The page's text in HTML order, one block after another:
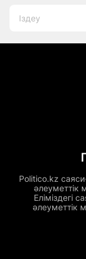
Politico.kz
әлеуметтік
Еліміздегі
әлеуметтік